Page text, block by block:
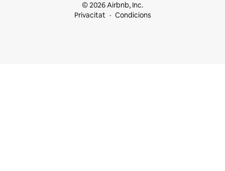
© 2026 Airbnb, Inc.
Privacitat
Condicions